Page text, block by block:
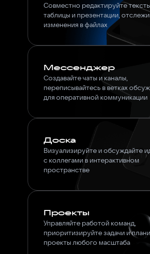
Совместно редактируйте
таблицы и презентации,
изменения в файлах
Мессенджер
Создавайте чаты и каналы,
переписывайтесь в ветках
для оперативной коммуникации
Доска
Визуализируйте и обсуждайте
с коллегами в интерактивном
пространстве
Проекты
Управляйте работой команд,
приоритизируйте задачи и
проекты любого масштаба